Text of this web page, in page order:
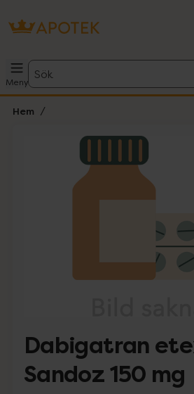
Meny
Sök
Hem
Lista: . Innehåller 1
Dabigatran
Sandoz 150 mg